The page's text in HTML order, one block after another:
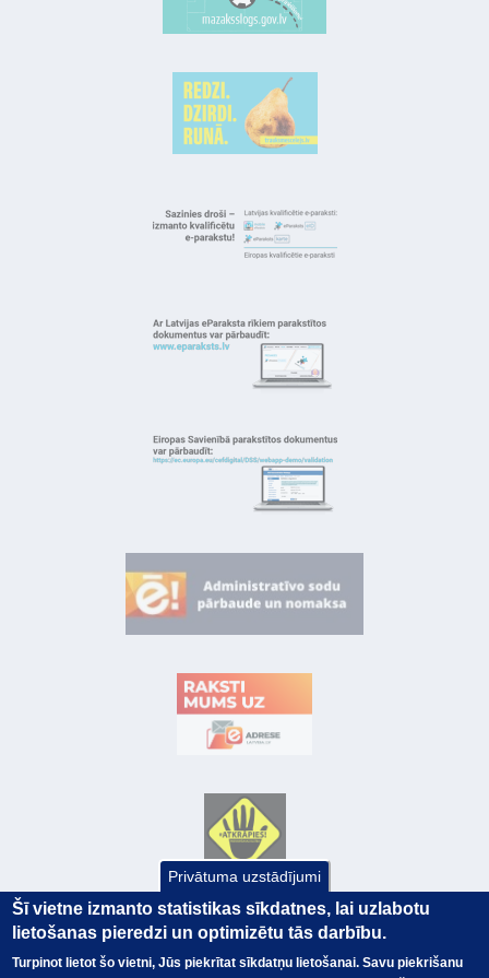
Privātuma uzstādījumi
Šī vietne izmanto statistikas sīkdatnes, lai uzlabotu
lietošanas pieredzi un optimizētu tās darbību.
Turpinot lietot šo vietni, Jūs piekrītat sīkdatņu lietošanai. Savu piekrišanu